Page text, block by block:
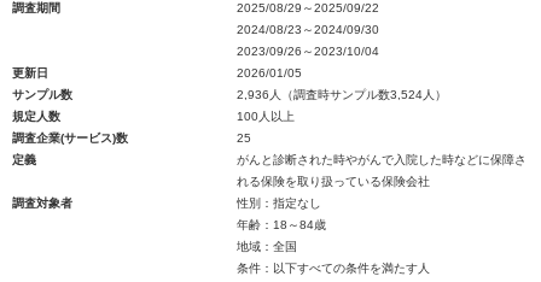
調査期間
2025/08/29～2025/09/22
2024/08/23～2024/09/30
2023/09/26～2023/10/04
更新日
2026/01/05
サンプル数
2,936人（調査時サンプル数3,524人）
規定人数
100人以上
調査企業(サービス)数
25
定義
がんと診断された時やがんで入院した時などに保障さ
れる保険を取り扱っている保険会社
調査対象者
性別：指定なし
年齢：18～84歳
地域：全国
条件：以下すべての条件を満たす人